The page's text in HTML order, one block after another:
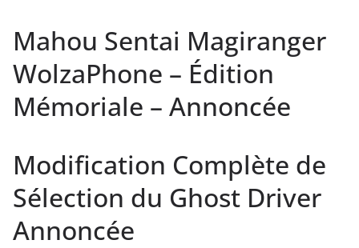
Mahou Sentai Magiranger
WolzaPhone – Édition
Mémoriale – Annoncée
Modification Complète de
Sélection du Ghost Driver
Annoncée